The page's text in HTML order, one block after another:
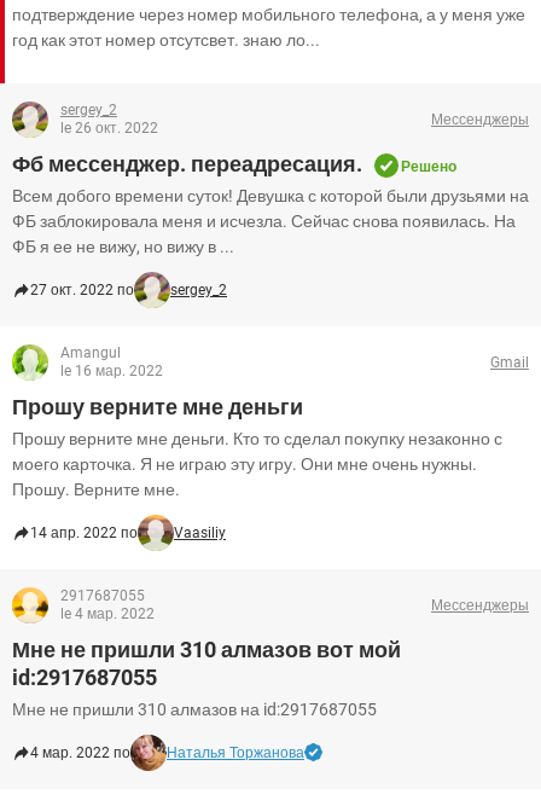
подтверждение через номер мобильного телефона, а у меня уже
год как этот номер отсутсвет. знаю ло...
sergey_2
le 26 окт. 2022
Мессенджеры
Фб мессенджер. переадресация. Решено
Всем добого времени суток! Девушка с которой были друзьями на
ФБ заблокировала меня и исчезла. Сейчас снова появилась. На
ФБ я ее не вижу, но вижу в ...
27 окт. 2022 по sergey_2
Amangul
le 16 мар. 2022
Gmail
Прошу верните мне деньги
Прошу верните мне деньги. Кто то сделал покупку незаконно с
моего карточка. Я не играю эту игру. Они мне очень нужны.
Прошу. Верните мне.
14 апр. 2022 по Vaasiliy
2917687055
le 4 мар. 2022
Мессенджеры
Мне не пришли 310 алмазов вот мой
id:2917687055
Мне не пришли 310 алмазов на id:2917687055
4 мар. 2022 по Наталья Торжанова